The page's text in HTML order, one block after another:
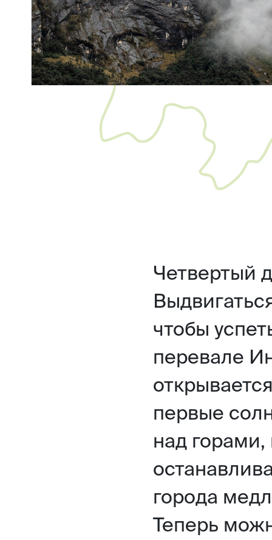
Четвертый
чтобы
перевале
первые
над горами,
города
Теперь